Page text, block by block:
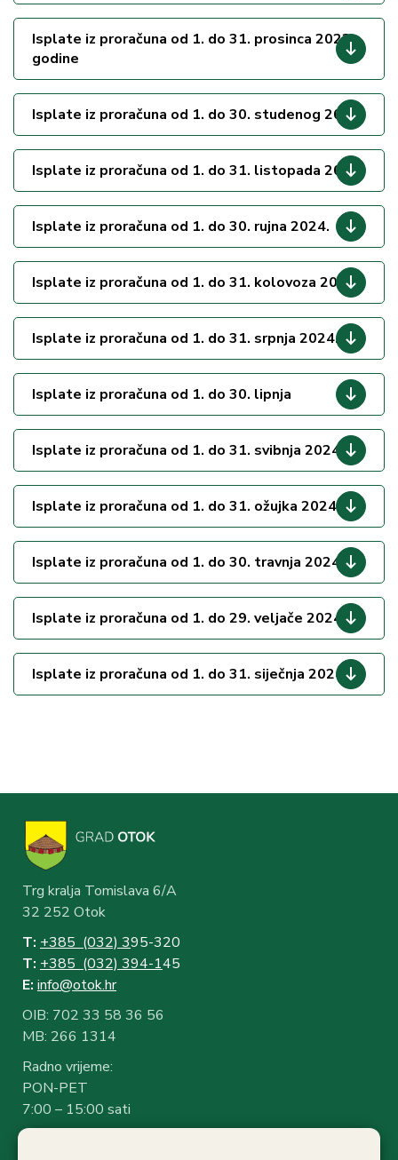
Isplate iz proračuna od 1. do 31. prosinca 2023.
godine
Isplate iz proračuna od 1. do 30. studenog 2024.
Isplate iz proračuna od 1. do 31. listopada 2024.
Isplate iz proračuna od 1. do 30. rujna 2024.
Isplate iz proračuna od 1. do 31. kolovoza 2024.
Isplate iz proračuna od 1. do 31. srpnja 2024.
Isplate iz proračuna od 1. do 30. lipnja
Isplate iz proračuna od 1. do 31. svibnja 2024.
Isplate iz proračuna od 1. do 31. ožujka 2024.
Isplate iz proračuna od 1. do 30. travnja 2024.
Isplate iz proračuna od 1. do 29. veljače 2024.
Isplate iz proračuna od 1. do 31. siječnja 2024.
Trg kralja Tomislava 6/A
32 252 Otok
T: +385 (032) 395-320
T: +385 (032) 394-145
E: info@otok.hr
OIB: 702 33 58 36 56
MB: 266 1314
Radno vrijeme:
PON-PET
7:00 – 15:00 sati